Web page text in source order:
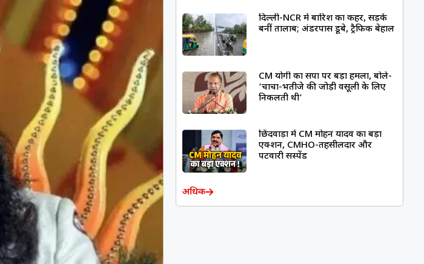
दिल्ली-NCR में बारिश का कहर, सड़कें
बनीं तालाब; अंडरपास डूबे, ट्रैफिक बेहाल
CM योगी का सपा पर बड़ा हमला, बोले-
‘चाचा-भतीजे की जोड़ी वसूली के लिए
निकलती थी’
छिंदवाड़ा में CM मोहन यादव का बड़ा
एक्शन, CMHO-तहसीलदार और
पटवारी सस्पेंड
अधिक